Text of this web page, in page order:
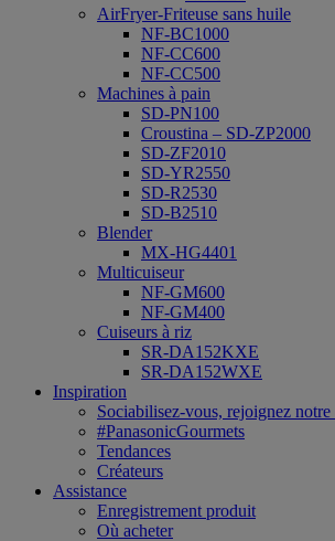
AirFryer-Friteuse sans huile
NF-BC1000
NF-CC600
NF-CC500
Machines à pain
SD-PN100
Croustina – SD-ZP2000
SD-ZF2010
SD-YR2550
SD-R2530
SD-B2510
Blender
MX-HG4401
Multicuiseur
NF-GM600
NF-GM400
Cuiseurs à riz
SR-DA152KXE
SR-DA152WXE
Inspiration
Sociabilisez-vous, rejoignez
#PanasonicGourmets
Tendances
Créateurs
Assistance
Enregistrement produit
Où acheter